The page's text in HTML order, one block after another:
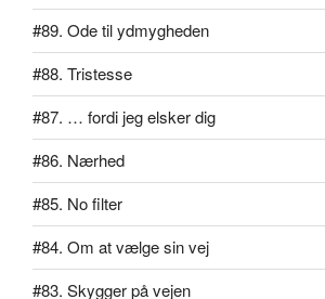
#89. Ode til ydmygheden
#88. Tristesse
#87. … fordi jeg elsker dig
#86. Nærhed
#85. No filter
#84. Om at vælge sin vej
#83. Skygger på vejen